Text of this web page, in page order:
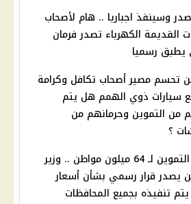
صدر وسينفذ اجباريا .. هام لأصحاب
القديمة الكهرباء تصدر فرمان
رسميا
تحسم مصير أصحاب تكافل وكرامة
سيارات ذوي الهمم هل يتم
من التموين وحرمانهم من
؟
هدية التموين لـ 64 ميلون مواطن .. وزير
يصدر قرار رسمي بشأن أسعار
تنفيذه بجميع المحافظات